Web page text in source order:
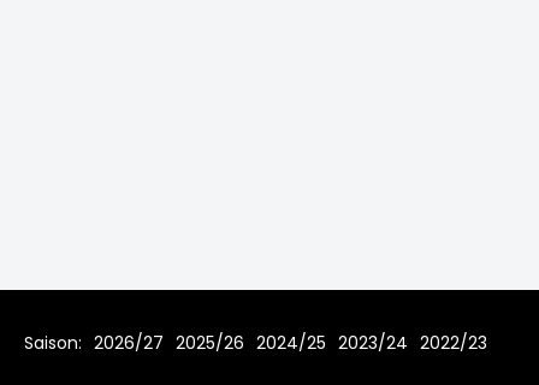
Saison: 2026/27 2025/26 2024/25 2023/24 2022/23